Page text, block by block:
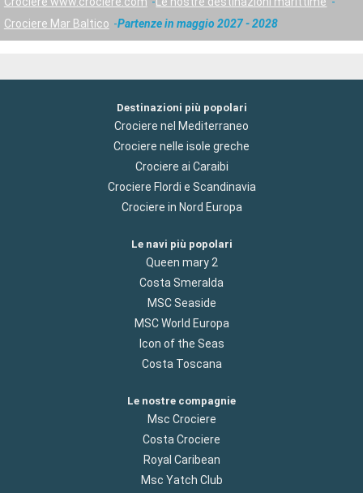
Crociere Mar Baltico
Partenze in maggio 2027 - 2028
Destinazioni più popolari
Crociere nel Mediterraneo
Crociere nelle isole greche
Crociere ai Caraibi
Crociere Flordi e Scandinavia
Crociere in Nord Europa
Le navi più popolari
Queen mary 2
Costa Smeralda
MSC Seaside
MSC World Europa
Icon of the Seas
Costa Toscana
Le nostre compagnie
Msc Crociere
Costa Crociere
Royal Caribean
Msc Yatch Club